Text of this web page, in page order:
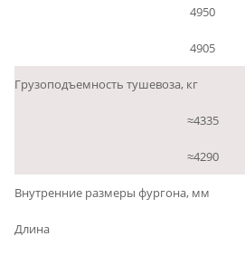
4950
4905
Грузоподъемность тушевоза, кг
≈4335
≈4290
Внутренние размеры фургона, мм
Длина